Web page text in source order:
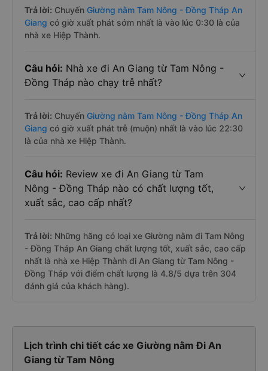
Trả lời: Chuyến Giường nằm Tam Nông - Đồng Tháp An
Giang có giờ xuất phát sớm nhất là vào lúc 0:30 là của
nhà xe Hiệp Thành.
Câu hỏi: Nhà xe đi An Giang từ Tam Nông -
Đồng Tháp nào chạy trễ nhất?
Trả lời: Chuyến Giường nằm Tam Nông - Đồng Tháp An
Giang có giờ xuất phát trễ (muộn) nhất là vào lúc 22:30
là của nhà xe Hiệp Thành.
Câu hỏi: Review xe đi An Giang từ Tam
Nông - Đồng Tháp nào có chất lượng tốt,
xuất sắc, cao cấp nhất?
Trả lời: Những hãng có loại xe Giường nằm đi Tam Nông
- Đồng Tháp An Giang chất lượng tốt, xuất sắc, cao cấp
nhất là nhà xe Hiệp Thành đi An Giang từ Tam Nông -
Đồng Tháp với điểm chất lượng là 4.8/5 dựa trên 304
đánh giá của khách hàng).
Lịch trình chi tiết các xe Giường nằm Đi An
Giang từ Tam Nông